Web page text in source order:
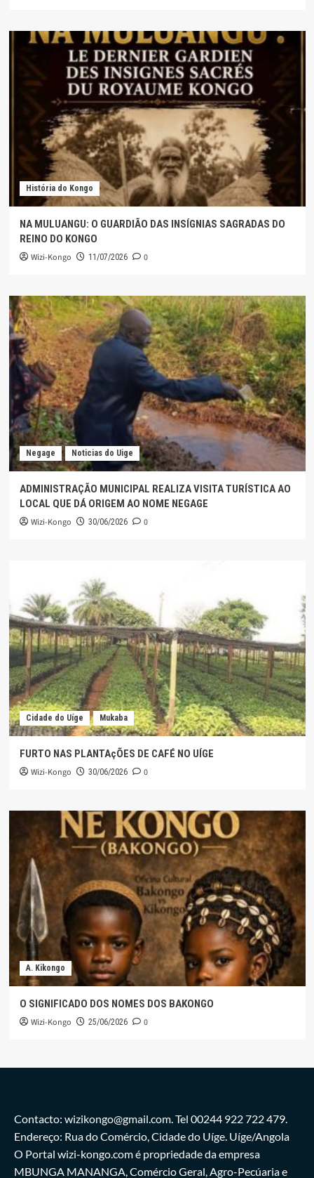
História do Kongo
NA MULUANGU: O GUARDIÃO DAS INSÍGNIAS SAGRADAS DO
REINO DO KONGO
Wizi-Kongo 11/07/2026 0
Negage Noticias do Uige
ADMINISTRAÇÃO MUNICIPAL REALIZA VISITA TURÍSTICA AO
LOCAL QUE DÁ ORIGEM AO NOME NEGAGE
Wizi-Kongo 30/06/2026 0
Cidade do Uíge Mukaba
FURTO NAS PLANTAçÕES DE CAFÉ NO UÍGE
Wizi-Kongo 30/06/2026 0
A. Kikongo
O SIGNIFICADO DOS NOMES DOS BAKONGO
Wizi-Kongo 25/06/2026 0
Contacto: wizikongo@gmail.com. Tel 00244 922 722 479.
Endereço: Rua do Comércio, Cidade do Uíge. Uíge/Angola
O Portal wizi-kongo.com é propriedade da empresa
MBUNGA MANANGA, Comércio Geral, Agro-Pecúaria e